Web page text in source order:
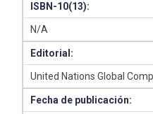
ISBN-10(13):
N/A
Editorial:
United Nations Global
Fecha de publicación: